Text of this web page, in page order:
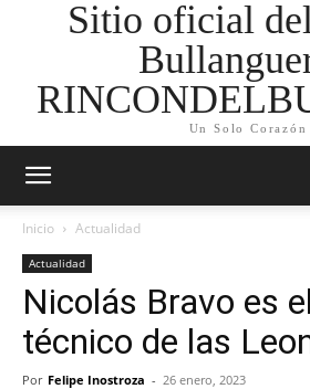
Sitio oficial
Un Solo Corazón
Inicio Actualidad
Actualidad
Nicolás Bravo es
técnico de las
Por Felipe Inostroza - 26 enero, 2023